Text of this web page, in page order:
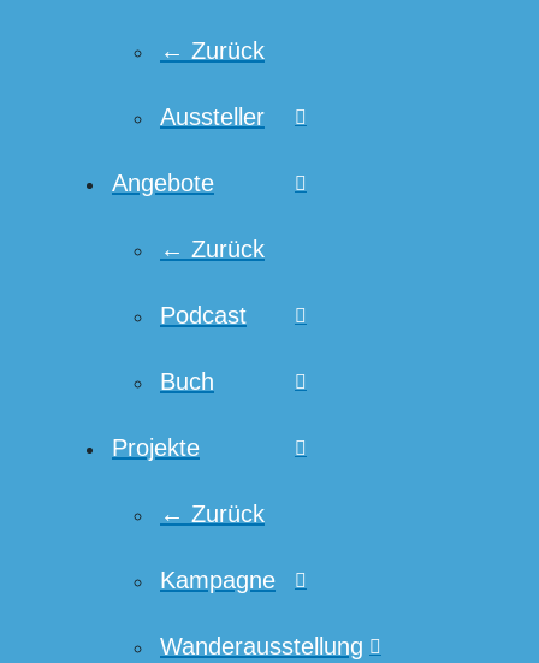
← Zurück
Aussteller
Angebote
← Zurück
Podcast
Buch
Projekte
← Zurück
Kampagne
Wanderausstellung